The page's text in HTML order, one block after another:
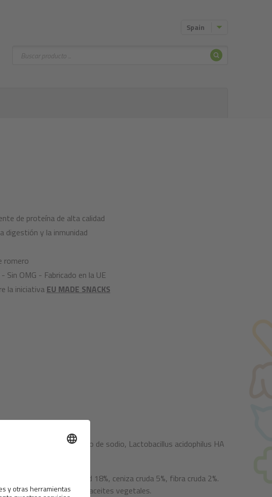
de proteína de alta calidad
digestión y la inmunidad
romero
Sin OMG - Fabricado en la UE
la iniciativa EU MADE SNACKS
lignocelulosa, cloruro de sodio, Lactobacillus acidophilus HA
cruda 26%, humedad 18%, ceniza cruda 5%, fibra cruda 2%.
de tocoferol de aceites vegetales.
Spain
Buscar Buscar